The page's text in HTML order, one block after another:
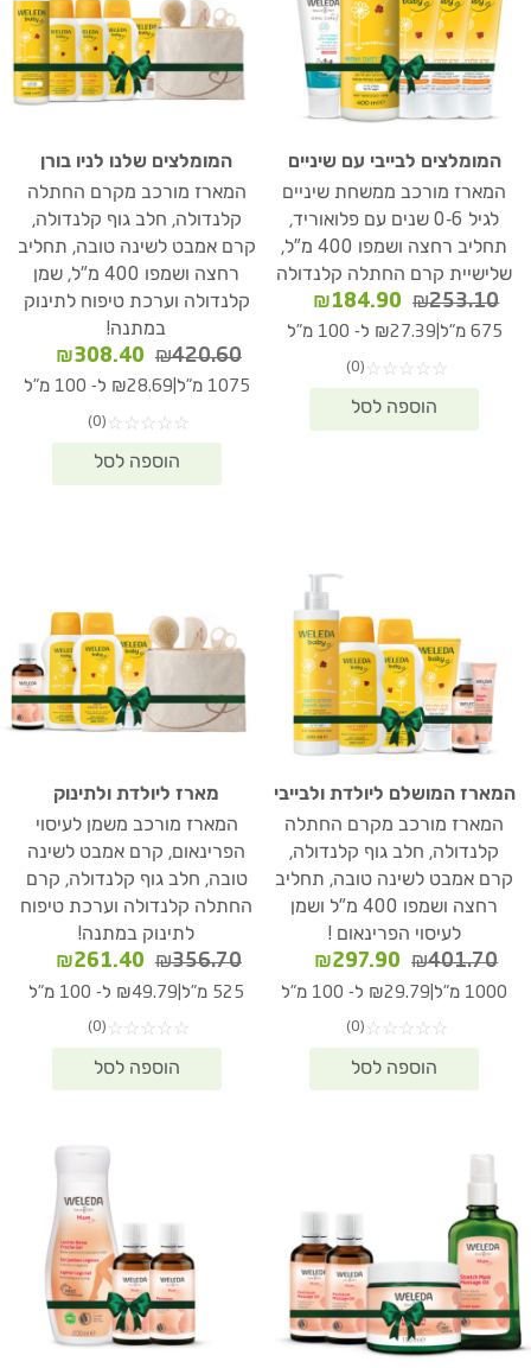
המומלצים לבייבי עם שיניים
המארז מורכב ממשחת שיניים
לגיל 0-6 שנים עם פלואוריד,
תחליב רחצה ושמפו 400 מ"ל,
שלישיית קרם החתלה קלנדולה
₪253.10
המחיר
המקורי
₪253.10.
₪184.90
המחיר
הנוכחי
₪184.90.
675 מ"ל ₪27.39 ל- 100 מ"ל
☆
☆
☆
☆
☆
(0)
המומלצים שלנו לניו בורן
המארז מורכב מקרם החתלה
קלנדולה, חלב גוף קלנדולה,
קרם אמבט לשינה טובה, תחליב
רחצה ושמפו 400 מ"ל, שמן
קלנדולה וערכת טיפוח לתינוק
במתנה!
₪420.60
המחיר
המקורי
₪420.60.
₪308.40
הנוכחי
1075 מ"ל ₪28.69 ל- 100 מ"ל
☆
☆
☆
☆
☆
(0)
המארז המושלם ליולדת ולבייבי
המארז מורכב מקרם החתלה
קלנדולה, חלב גוף קלנדולה,
קרם אמבט לשינה טובה, תחליב
רחצה ושמפו 400 מ"ל ושמן
לעיסוי הפרינאום !
₪401.70
המחיר
המקורי
₪401.70.
₪297.90
המחיר
הנוכחי
1000 מ"ל ₪29.79 ל- 100 מ"ל
☆
☆
☆
☆
☆
(0)
מארז ליולדת ולתינוק
המארז מורכב משמן לעיסוי
הפרינאום, קרם אמבט לשינה
טובה, חלב גוף קלנדולה, קרם
החתלה קלנדולה וערכת טיפוח
לתינוק במתנה!
₪356.70
המחיר
המקורי
₪356.70.
₪261.40
הנוכחי
525 מ"ל ₪49.79 ל- 100 מ"ל
☆
☆
☆
☆
☆
(0)